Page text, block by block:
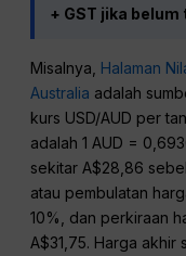
+ GST jika
Misalnya, Halaman
Australia adalah
kurs USD/AUD per
adalah 1 AUD =
sekitar A$28,86
atau pembulatan
10%, dan perkiraan
A$31,75. Harga akhir